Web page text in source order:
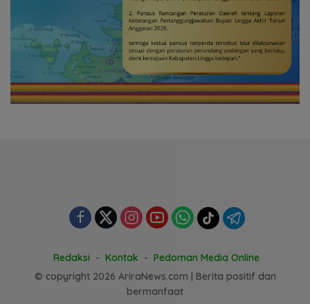
Redaksi Kontak
Pedoman Media Online
© copyright 2026 AriraNews.com | Berita positif dan
bermanfaat